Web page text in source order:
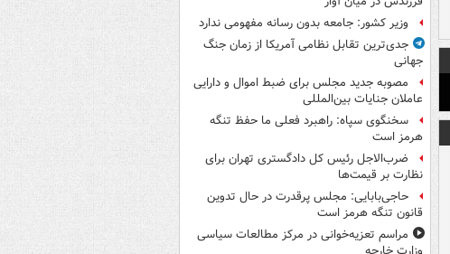
وزیر کشور: جامعه بدون رسانه مفهومی ندارد
جدی‌ترین تقابل نظامی آمریکا از زمان جنگ
جهانی
مصوبه جدید مجلس برای ضبط اموال و دارایی
عاملان جنایات بین‌المللی
سخنگوی سپاه: راهبرد فعلی ما حفظ تنگه
هرمز است
ضرب‌الاجل رئیس کل دادگستری تهران برای
نظارت بر قیمت‌ها
حاجی‌بابایی: مجلس پرقدرت در حال تدوین
قانون تنگه هرمز است
مراسم تعزیه‌خوانی در مرکز مطالعات سیاسی